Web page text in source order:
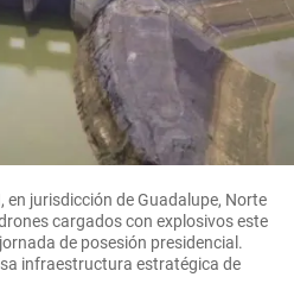
en jurisdicción de Guadalupe, Norte
cargados con explosivos este
de posesión presidencial.
infraestructura estratégica de